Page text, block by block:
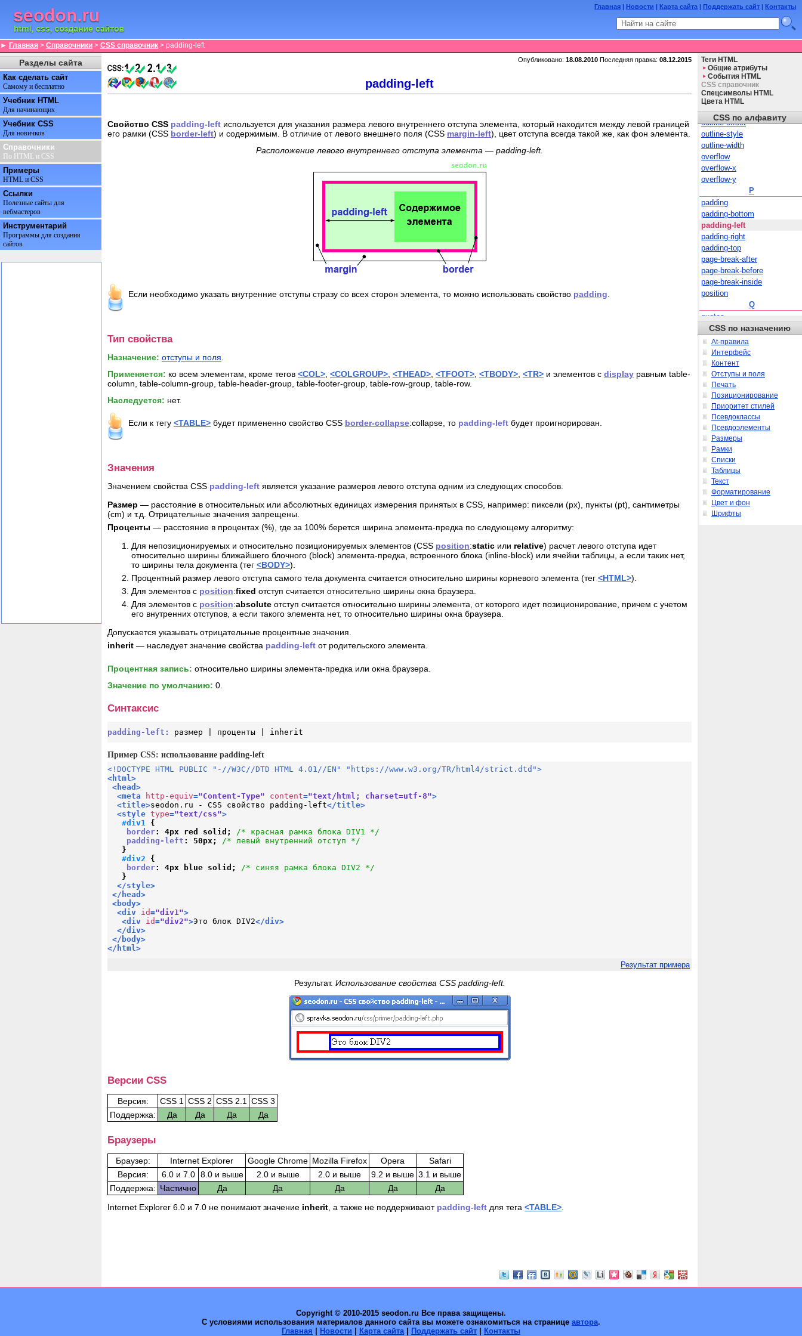
Главная | Новости | Карта сайта | Поддержать сайт | Контакты
► Главная > Справочники > CSS справочник > padding-left
Опубликовано: 18.08.2010 Последняя правка: 08.12.2015
padding-left
Свойство CSS padding-left используется для указания размера левого внутреннего отступа элемента, который находится между левой границей
его рамки (CSS border-left) и содержимым. В отличие от левого внешнего поля (CSS margin-left), цвет отступа всегда такой же, как фон элемента.
Расположение левого внутреннего отступа элемента — padding-left.
Если необходимо указать внутренние отступы стразу со всех сторон элемента, то можно использовать свойство padding
Тип свойства
Назначение: отступы и поля
Применяется: ко всем элементам, кроме тегов <COL> <COLGROUP> <THEAD> <TFOOT> <TBODY> <TR> и элементов с display равным table-
column, table-column-group, table-header-group, table-footer-group, table-row-group, table-row.
Наследуется: нет.
Если к тегу <TABLE> будет примененно свойство CSS border-collapse:collapse, то padding-left будет проигнорирован.
Значения
Значением свойства CSS padding-left является указание размеров левого отступа одним из следующих способов.
Размер — расстояние в относительных или абсолютных единицах измерения принятых в CSS, например: пиксели (px), пункты (pt), сантиметры
(cm) и т.д. Отрицательные значения запрещены.
Проценты — расстояние в процентах (%), где за 100% берется ширина элемента-предка по следующему алгоритму:
Для непозиционируемых и относительно позиционируемых элементов (CSS position:static или relative) расчет левого отступа идет
относительно ширины ближайшего блочного (block) элемента-предка, встроенного блока (inline-block) или ячейки таблицы, а если таких нет,
то ширины тела документа (тег <BODY>).
Процентный размер левого отступа самого тела документа считается относительно ширины корневого элемента (тег <HTML>).
Для элементов с position:fixed отступ считается относительно ширины окна браузера.
Для элементов с position:absolute отступ считается относительно ширины элемента, от которого идет позиционирование, причем с учетом
его внутренних отступов, а если такого элемента нет, то относительно ширины окна браузера.
Допускается указывать отрицательные процентные значения.
inherit — наследует значение свойства padding-left от родительского элемента.
Процентная запись: относительно ширины элемента-предка или окна браузера.
Значение по умолчанию: 0.
Синтаксис
padding-left: размер | проценты | inherit
Пример CSS: использование padding-left
<!DOCTYPE HTML PUBLIC "-//W3C//DTD HTML 4.01//EN" "https://www.w3.org/TR/html4/strict.dtd">
< html>
< head >
<meta http-equiv="Content-Type" content="text/html; charset=utf-8">
<title>seodon.ru - CSS свойство padding-left</title>
<style type="text/css">
#div1 {
border: 4px red solid ;
/* красная рамка блока DIV1 */
padding-left : 50px;
/* левый внутренний отступ */
}
#div2
{
border: 4px blue solid ;
/* синяя рамка блока DIV2 */
}
</style>
</ head >
<body>
<div id="div1">
<div id="div2">Это блок DIV2</div>
</div>
</ body>
</ html>
Результат примера
Результат. Использование свойства CSS padding-left.
Версии CSS
Версия: CSS 1 CSS 2 CSS 2.1
CSS 3
Поддержка:
Да Да Да Да
Браузеры
Браузер: Internet Explorer Google Chrome Mozilla Firefox Opera
Safari
Версия:
6.0 и 7.0 8.0 и выше 2.0 и выше 2.0 и выше 9.2 и выше 3.1 и выше
Поддержка: Частично Да Да Да Да
Да
Internet Explorer 6.0 и 7.0 не понимают значение inherit , а также не поддерживают padding-left для тега <TABLE>
Разделы сайта
Как сделать сайт
Самому и бесплатно
Учебник HTML
Для начинающих
Учебник CSS
Для новичков
Справочники
По HTML и CSS
Примеры
HTML и CSS
Ссылки
Полезные сайты для
вебмастеров
Инструментарий
Программы для создания
сайтов
Теги HTML
Общие атрибуты
События HTML
CSS справочник
Спецсимволы HTML
Цвета HTML
CSS по алфавиту
nav-down
nav-index
nav-left
nav-right
nav-up
O
opacity
orphans
outline
outline-color
outline-offset
outline-style
outline-width
overflow
overflow-x
overflow-y
P
padding
padding-bottom
padding-left
padding-right
padding-top
page-break-after
page-break-before
page-break-inside
position
Q
quotes
R
resize
right
src
table-layout
text-align
text-decoration
text-indent
text-overflow
text-shadow
text-transform
top
U
unicode-bidi
unicode-range
CSS по назначению
At-правила
Интерфейс
Контент
Отступы и поля
Печать
Позиционирование
Приоритет стилей
Псевдоклассы
Псевдоэлементы
Размеры
Рамки
Списки
Таблицы
Текст
Форматирование
Цвет и фон
Шрифты
Copyright © 2010-2015 seodon.ru Все права защищены.
С условиями использования материалов данного сайта вы можете ознакомиться на странице автора.
Главная
Новости Карта сайта| Поддержать сайт Контакты